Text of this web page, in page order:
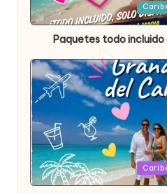
Publicada
en
Paquetes todo incluido
Publicada
en